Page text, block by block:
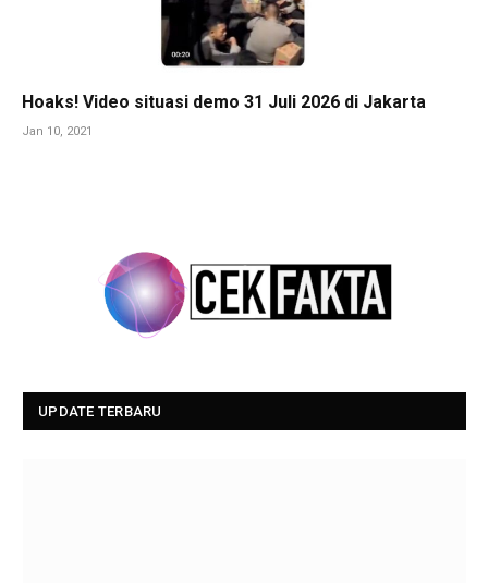
Hoaks! Video situasi demo 31 Juli 2026 di Jakarta
Jan 10, 2021
UPDATE TERBARU